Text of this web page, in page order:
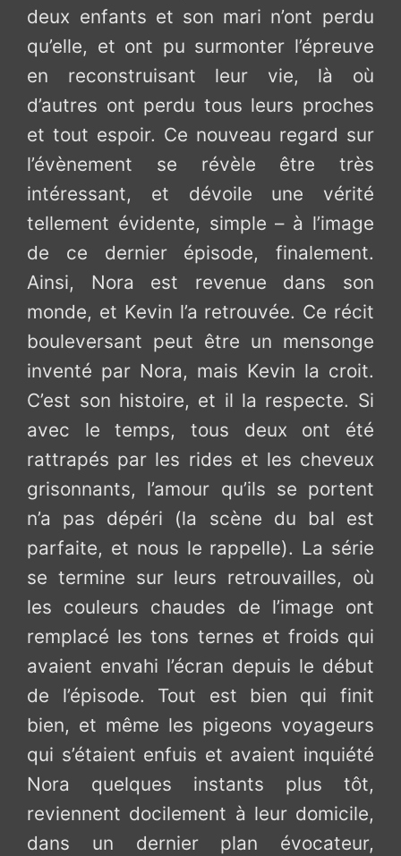
deux enfants et son mari n’ont perdu
qu’elle, et ont pu surmonter l’épreuve
en reconstruisant leur vie, là où
d’autres ont perdu tous leurs proches
et tout espoir. Ce nouveau regard sur
l’évènement se révèle être très
intéressant, et dévoile une vérité
tellement évidente, simple – à l’image
de ce dernier épisode, finalement.
Ainsi, Nora est revenue dans son
monde, et Kevin l’a retrouvée. Ce récit
bouleversant peut être un mensonge
inventé par Nora, mais Kevin la croit.
C’est son histoire, et il la respecte. Si
avec le temps, tous deux ont été
rattrapés par les rides et les cheveux
grisonnants, l’amour qu’ils se portent
n’a pas dépéri (la scène du bal est
parfaite, et nous le rappelle). La série
se termine sur leurs retrouvailles, où
les couleurs chaudes de l’image ont
remplacé les tons ternes et froids qui
avaient envahi l’écran depuis le début
de l’épisode. Tout est bien qui finit
bien, et même les pigeons voyageurs
qui s’étaient enfuis et avaient inquiété
Nora quelques instants plus tôt,
reviennent docilement à leur domicile,
dans un dernier plan évocateur,